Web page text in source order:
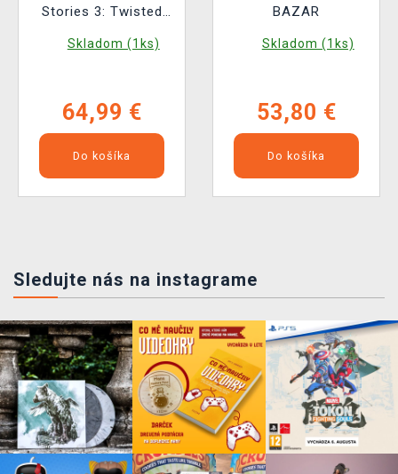
Stories 3: Twisted
Skladom (1ks)
64,99 €
Do košíka
BAZAR
Skladom (1ks)
53,80 €
Do košíka
Sledujte nás na instagrame